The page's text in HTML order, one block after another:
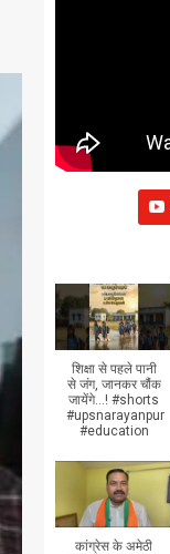
शिक्षा से पहले पानी
से जंग, जानकर चौंक
जायेंगे...! #shorts
#upsnarayanpur
#education
कांग्रेस के अमेठी